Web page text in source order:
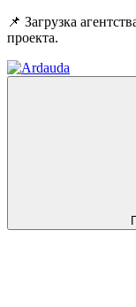
📌 Загрузка
проекта.